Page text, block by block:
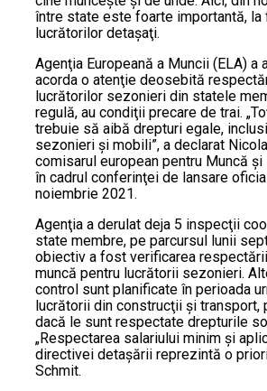
între state este foarte importantă, la
lucrătorilor detaşaţi.
Agenţia Europeană a Muncii (ELA) a
acorda o atenţie deosebită
lucrătorilor sezonieri din statele
regulă, au condiţii precare de trai.
trebuie să aibă drepturi egale,
sezonieri şi mobili”, a declarat
comisarul european pentru Muncă
în cadrul conferinţei de lansare
noiembrie 2021.
Agenţia a derulat deja 5 inspecţii
state membre, pe parcursul lunii
obiectiv a fost verificarea
muncă pentru lucrătorii sezonieri.
control sunt planificate în perioada
lucrătorii din construcţii şi transport,
dacă le sunt respectate drepturile
„Respectarea salariului minim şi
directivei detaşării reprezintă o
Schmit.